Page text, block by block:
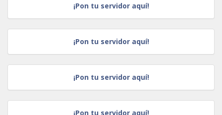
¡Pon tu servidor aquí!
¡Pon tu servidor aquí!
¡Pon tu servidor aquí!
¡Pon tu servidor aquí!